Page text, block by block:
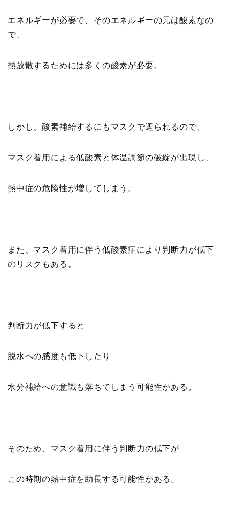
エネルギーが必要で、そのエネルギーの元は酸素なの
で、
熱放散するためには多くの酸素が必要。
しかし、酸素補給するにもマスクで遮られるので、
マスク着用による低酸素と体温調節の破綻が出現し、
熱中症の危険性が増してしまう。
また、マスク着用に伴う低酸素症により判断力が低下
のリスクもある。
判断力が低下すると
脱水への感度も低下したり
水分補給への意識も落ちてしまう可能性がある。
そのため、マスク着用に伴う判断力の低下が
この時期の熱中症を助長する可能性がある。